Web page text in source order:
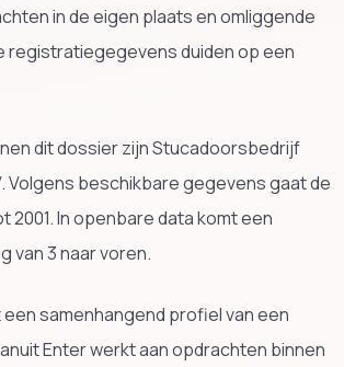
in de eigen plaats en omliggende
registratiegegevens duiden op een
dit dossier zijn Stucadoorsbedrijf
Volgens beschikbare gegevens gaat de
In openbare data komt een
van 3 naar voren.
samenhangend profiel van een
Enter werkt aan opdrachten binnen